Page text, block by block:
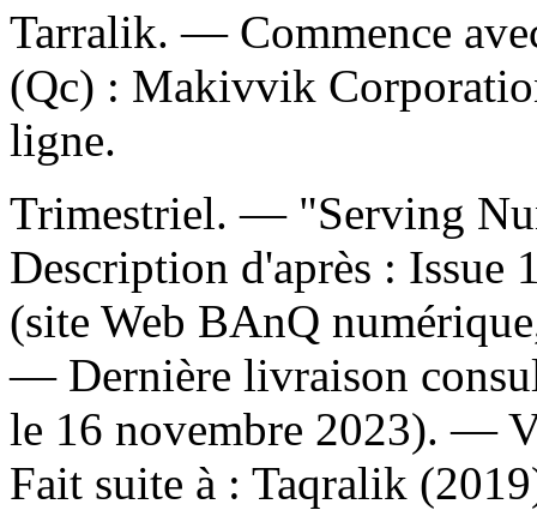
Tarralik. — Commence
(Qc) : Makivvik
ligne.
Trimestriel. — "Serving
Description d'après : Issue
(site Web BAnQ
— Dernière livraison
le 16 novembre 2023). —
Fait suite à : Taqralik